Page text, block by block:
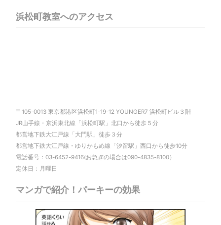
浜松町教室へのアクセス
〒105-0013 東京都港区浜松町1-19-12 YOUNGER7 浜松町ビル３階
JR山手線・京浜東北線「浜松町駅」北口から徒歩５分
都営地下鉄大江戸線「大門駅」徒歩３分
都営地下鉄大江戸線・ゆりかもめ線「汐留駅」西口から徒歩10分
電話番号：03-6452-9416(お急ぎの場合は090-4835-8100）
定休日：月曜日
マンガで紹介！パーキーの効果